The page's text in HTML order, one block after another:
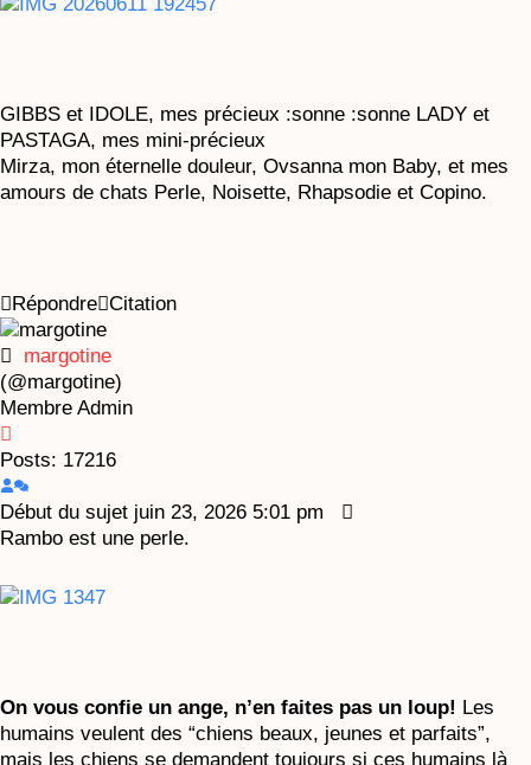
GIBBS et IDOLE, mes précieux :sonne :sonne LADY et
PASTAGA, mes mini-précieux
Mirza, mon éternelle douleur, Ovsanna mon Baby, et mes
amours de chats Perle, Noisette, Rhapsodie et Copino.
Répondre Citation
margotine
(@margotine)
Membre Admin
Posts: 17216
Début du sujet juin 23, 2026 5:01 pm
Rambo est une perle.
On vous confie un ange, n’en faites pas un loup! Les
humains veulent des “chiens beaux, jeunes et parfaits”,
mais les chiens se demandent toujours si ces humains là